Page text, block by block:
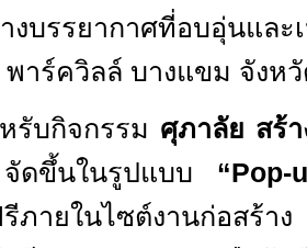
งบรรยากาศที่อบอุ่นและ
าร์ควิลล์ บางแขม จังห
รับกิจกรรม ศุภาลัย สร้
ดขึ้นในรูปแบบ “Pop-
ภายในไซต์งานก่อสร้า